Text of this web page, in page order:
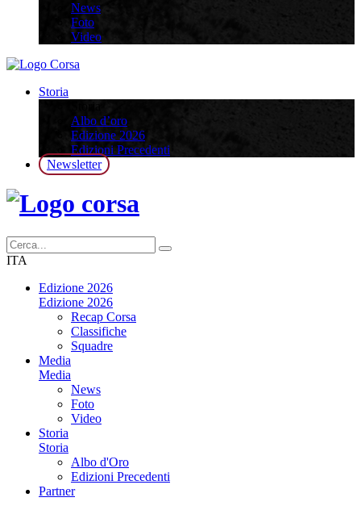
News
Foto
Video
Storia
Albo d’oro
Edizione 2026
Edizioni Precedenti
Newsletter
ITA
Edizione 2026
Edizione 2026
Recap Corsa
Classifiche
Squadre
Media
Media
News
Foto
Video
Storia
Storia
Albo d'Oro
Edizioni Precedenti
Partner